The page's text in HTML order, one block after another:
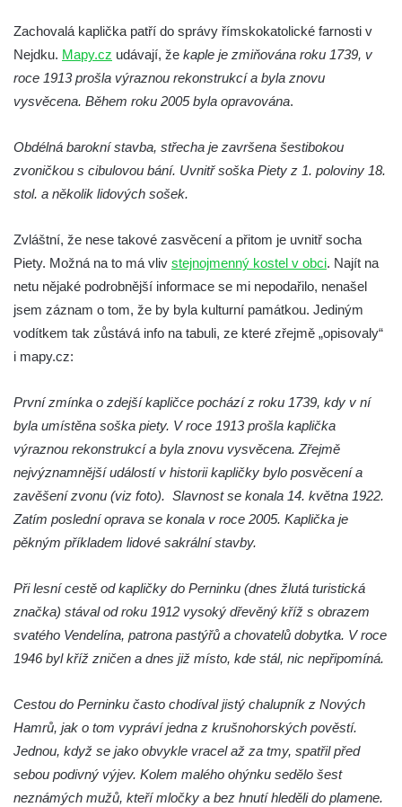
Kaple na křižovatce ulic Budějovická a
Dělnická v Kamenném Újezdě
Bývalý kostel svatých Filipa a Jakuba na
Kaple na hřbitově ve Velešíně
Márnice na hřbitově ve Velešíně
Poutní areál Římov
Kostel svatého Ducha v poutním areálu
Římov
Křížová cesta Římov – XXV. kaple – Boží
hrob
Křížová cesta Římov – XXIV. kaple – Pieta
Křížová cesta Římov – XXII. kaple – Šimon
Cyrénský pomáhá Ježíši nést kříž
Křížová cesta Římov – XXI. kaple –
Popravní brána
Křížová cesta Římov – XX. kaple – Svatá
roušky pot z tváře
Křížová cesta Římov – XIX. kaple – Kristus
kříž nesoucí potkává Pannu Marii
Křížová cesta Římov – XVII. kaple – Velký
Pilát
Křížová cesta Římov – XVI. kaple – U
Herodesa
Zachovalá kaplička patří do správy římskokatolické farnosti v
Nejdku. Mapy.cz udávají, že kaple je zmiňována roku 1739, v
roce 1913 prošla výraznou rekonstrukcí a byla znovu
vysvěcena. Během roku 2005 byla opravována.
Obdélná barokní stavba, střecha je završena šestibokou
zvoničkou s cibulovou bání. Uvnitř soška Piety z 1. poloviny 18.
stol. a několik lidových sošek.
Zvláštní, že nese takové zasvěcení a přitom je uvnitř socha
Piety. Možná na to má vliv stejnojmenný kostel v obci. Najít na
netu nějaké podrobnější informace se mi nepodařilo, nenašel
jsem záznam o tom, že by byla kulturní památkou. Jediným
vodítkem tak zůstává info na tabuli, ze které zřejmě „opisovaly“
i mapy.cz:
První zmínka o zdejší kapličce pochází z roku 1739, kdy v ní
byla umístěna soška piety. V roce 1913 prošla kaplička
výraznou rekonstrukcí a byla znovu vysvěcena. Zřejmě
nejvýznamnější událostí v historii kapličky bylo posvěcení a
zavěšení zvonu (viz foto). Slavnost se konala 14. května 1922.
Zatím poslední oprava se konala v roce 2005. Kaplička je
pěkným příkladem lidové sakrální stavby.
Při lesní cestě od kapličky do Perninku (dnes žlutá turistická
značka) stával od roku 1912 vysoký dřevěný kříž s obrazem
svatého Vendelína, patrona pastýřů a chovatelů dobytka. V roce
1946 byl kříž zničen a dnes již místo, kde stál, nic nepřipomíná.
Cestou do Perninku často chodíval jistý chalupník z Nových
Hamrů, jak o tom vypráví jedna z krušnohorských pověstí.
Jednou, když se jako obvykle vracel až za tmy, spatřil před
sebou podivný výjev. Kolem malého ohýnku sedělo šest
neznámých mužů, kteří mločky a bez hnutí hleděli do plamene.